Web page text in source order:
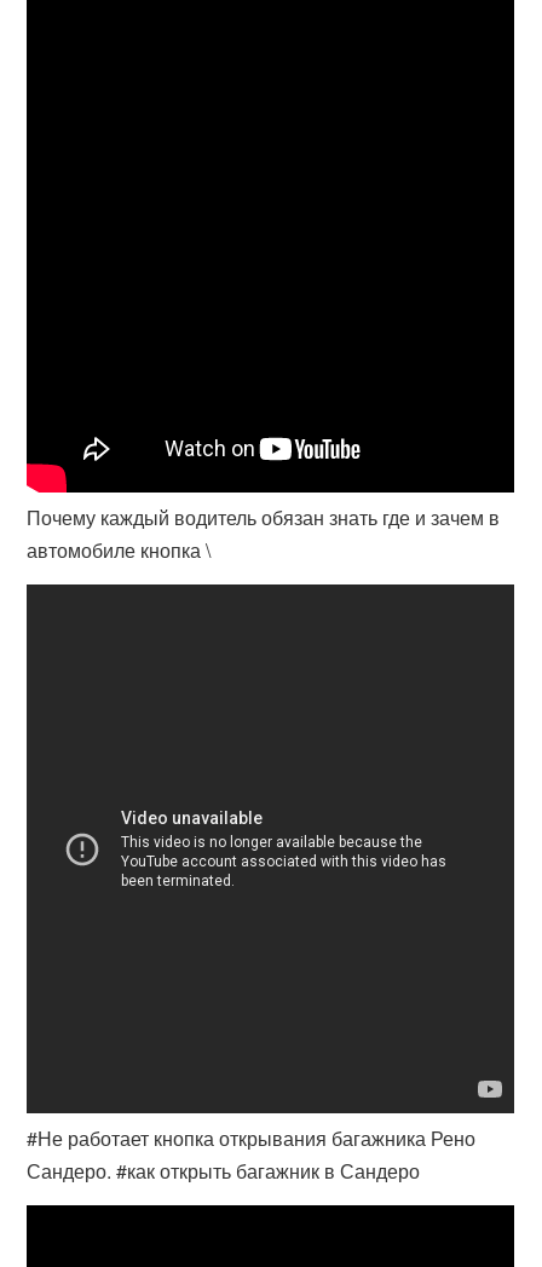
Почему каждый водитель обязан знать где и зачем в
автомобиле кнопка \
#Не работает кнопка открывания багажника Рено
Сандеро. #как открыть багажник в Сандеро